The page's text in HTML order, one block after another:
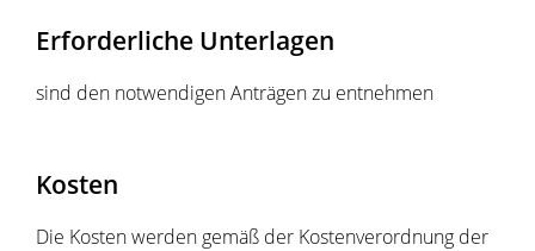
Erforderliche Unterlagen
sind den notwendigen Anträgen zu entnehmen
Kosten
Die Kosten werden gemäß der Kostenverordnung der